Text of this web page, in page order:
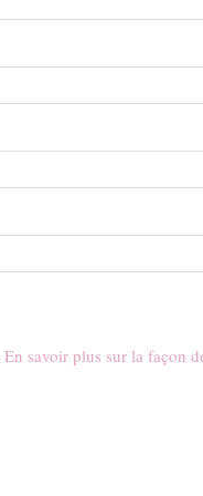
En savoir plus sur la façon